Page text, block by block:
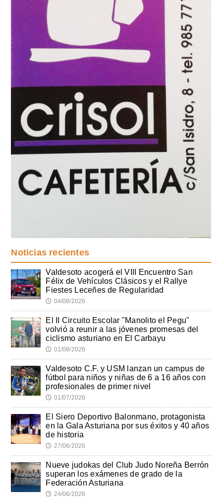
Noticias recientes
Valdesoto acogerá el VIII Encuentro San
Félix de Vehículos Clásicos y el Rallye
Fiestes Leceñes de Regularidad
🕔 04/08/2026
El II Circuito Escolar "Manolito el Pegu"
volvió a reunir a las jóvenes promesas del
ciclismo asturiano en El Carbayu
🕔 01/08/2026
Valdesoto C.F. y USM lanzan un campus de
fútbol para niños y niñas de 6 a 16 años con
profesionales de primer nivel
🕔 01/07/2026
El Siero Deportivo Balonmano, protagonista
en la Gala Asturiana por sus éxitos y 40 años
de historia
🕔 27/06/2026
Nueve judokas del Club Judo Noreña Berrón
superan los exámenes de grado de la
Federación Asturiana
🕔 24/06/2026